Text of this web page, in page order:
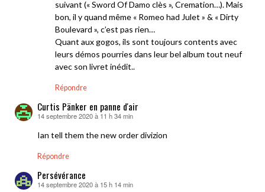
suivant (« Sword Of Damo clès », Cremation…). Mais
bon, il y quand même « Romeo had Julet » & « Dirty
Boulevard », c’est pas rien…
Quant aux gogos, ils sont toujours contents avec
leurs démos pourries dans leur bel album tout neuf
avec son livret inédit..
Répondre
Curtis Pänker en panne d'air
dit :
14 septembre 2020 à 11 h 34 min
Ian tell them the new order divizion
Répondre
Persévérance
dit :
14 septembre 2020 à 15 h 14 min